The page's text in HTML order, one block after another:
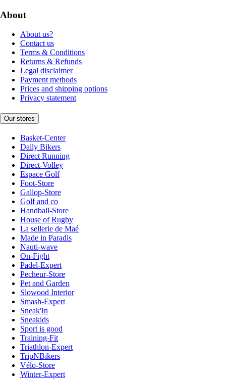
About
About us?
Contact us
Terms & Conditions
Returns & Refunds
Legal disclaimer
Payment methods
Prices and shipping options
Privacy statement
Our stores
Basket-Center
Daily Bikers
Direct Running
Direct-Volley
Espace Golf
Foot-Store
Gallop-Store
Golf and co
Handball-Store
House of Rugby
La sellerie de Maé
Made in Paradis
Nauti-wave
On-Fight
Padel-Expert
Pecheur-Store
Pet and Garden
Slowood Interior
Smash-Expert
Sneak'In
Sneakids
Sport is good
Training-Fit
Triathlon-Expert
TripNBikers
Vélo-Store
Winter-Expert